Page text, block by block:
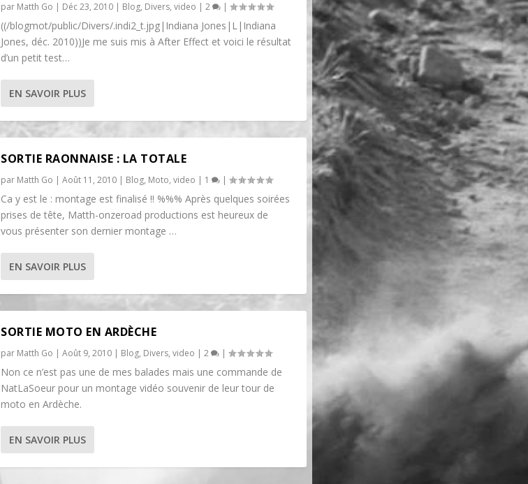
par Matth Go | Déc 23, 2010 | Blog, Divers,video |2 |
((/blogmot/public/Divers/.indi2_t.jpg|Indiana Jones|L|Indiana
Jones, déc. 2010))Je me suis mis à After Effect et voici le résultat
d’un petit test…
EN SAVOIR PLUS
SORTIE RAONNAISE : LA TOTALE
par Matth Go |Août 11, 2010 | Blog, Moto,video | 1 |
Ca y est le : montage est finalisé !! %%% Après quelques soirées
prises de tête, Matth-onzeroad productions est heureux de
vous présenter son dernier montage …
EN SAVOIR PLUS
SORTIE MOTO EN ARDÈCHE
par Matth Go |Août 9, 2010 | Blog, Divers,video |2 |
Non ce n’est pas une de mes balades mais une commande de
NatLaSoeur pour un montage vidéo souvenir de leur tour de
moto en Ardèche.
EN SAVOIR PLUS